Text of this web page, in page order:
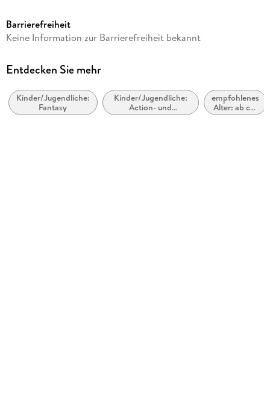
Reihe
Autor/Autorin
Übersetzung
Anne Brauner
Barrierefreiheit
Keine Information zur Barrierefreiheit bekannt
Entdecken Sie mehr
Kinder/Jugendliche:
Fantasy
Kinder/Jugendliche:
Action- und
Abenteuergeschichten
empfohlenes
Alter: ab ca.
8 Jahre